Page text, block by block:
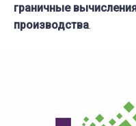
граничные
производства.